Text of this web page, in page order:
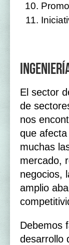
El sector
de
nos
que
muchas
mercado,
negocios,
amplio
Debemos
desarrollo